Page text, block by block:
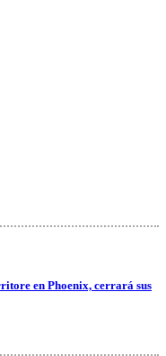
en Phoenix, cerrará sus